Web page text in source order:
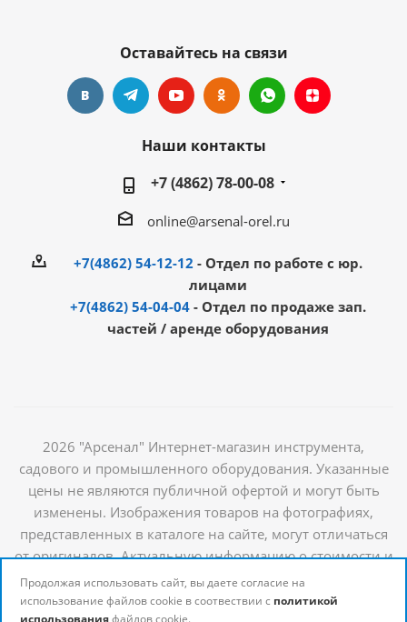
Оставайтесь на связи
Наши контакты
+7 (4862) 78-00-08
online@arsenal-orel.ru
+7(4862) 54-12-12 - Отдел по работе с юр.
лицами
+7(4862) 54-04-04 - Отдел по продаже зап.
частей / аренде оборудования
2026 "Арсенал" Интернет-магазин инструмента,
садового и промышленного оборудования. Указанные
цены не являются публичной офертой и могут быть
изменены. Изображения товаров на фотографиях,
представленных в каталоге на сайте, могут отличаться
от оригиналов. Актуальную информацию о стоимости и
наличии товаров можно получить у наших
менеджеров
Продолжая использовать сайт, вы даете согласие на
использование файлов cookie в соотвествии с политикой
использованияфайлов cookie.